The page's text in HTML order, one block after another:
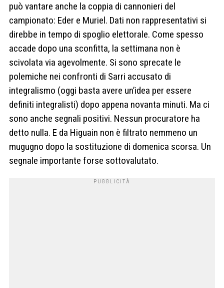
può vantare anche la coppia di cannonieri del
campionato: Eder e Muriel. Dati non rappresentativi si
direbbe in tempo di spoglio elettorale. Come spesso
accade dopo una sconfitta, la settimana non è
scivolata via agevolmente. Si sono sprecate le
polemiche nei confronti di Sarri accusato di
integralismo (oggi basta avere un’idea per essere
definiti integralisti) dopo appena novanta minuti. Ma ci
sono anche segnali positivi. Nessun procuratore ha
detto nulla. E da Higuain non è filtrato nemmeno un
mugugno dopo la sostituzione di domenica scorsa. Un
segnale importante forse sottovalutato.